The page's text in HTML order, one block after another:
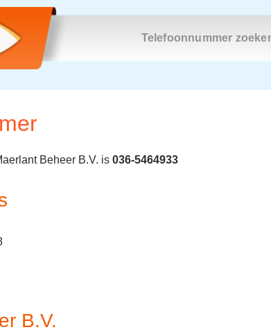
Telefoonnummer
Beheer B.V. is 036-5464933
B.V.